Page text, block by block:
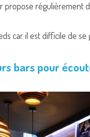
propose régulièrement
car il est difficile de
bars pour